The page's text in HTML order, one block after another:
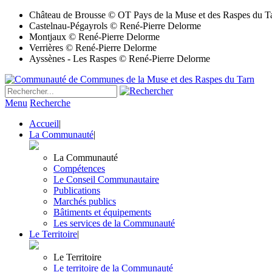
Château de Brousse © OT Pays de la Muse et des Raspes du
Castelnau-Pégayrols © René-Pierre Delorme
Montjaux © René-Pierre Delorme
Verrières © René-Pierre Delorme
Ayssènes - Les Raspes © René-Pierre Delorme
Menu Recherche
Accueil|
La Communauté|
La Communauté
Compétences
Le Conseil Communautaire
Publications
Marchés publics
Bâtiments et équipements
Les services de la Communauté
Le Territoire|
Le Territoire
Le territoire de la Communauté